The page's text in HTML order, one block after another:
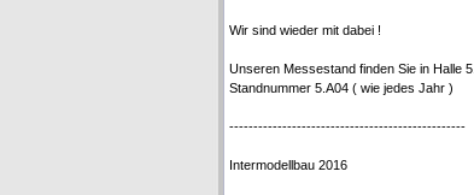
Wir sind wieder mit dabei !
Unseren Messestand finden Sie in Halle 5.
Standnummer 5.A04 ( wie jedes Jahr )
-------------------------------------------------
Intermodellbau 2016